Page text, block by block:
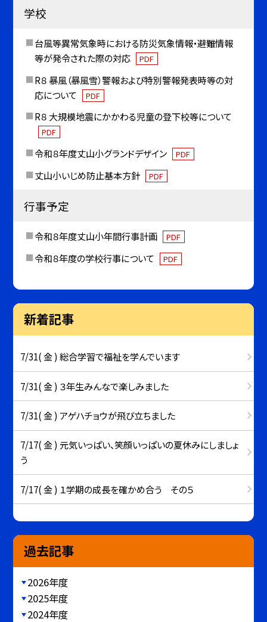
学校
台風等異常気象時における防災気象情報・避難情報
等が発令された際の対応
PDF
R８ 暴風（暴風雪）警報および特別警報発表時等の対
応について
PDF
R８ 大規模地震にかかわる児童の登下校等について
PDF
令和８年度丈山小グランドデザイン PDF
丈山小いじめ防止基本方針 PDF
行事予定
令和８年度丈山小年間行事計画 PDF
令和８年度の学校行事について PDF
新着記事
7/31( 金 ) 総合学習で福祉を学んでいます
7/31( 金 ) ３年生みんなで楽しみました
7/31( 金 ) アゲハチョウが飛び立ちました
7/17( 金 ) 元気いっぱい、笑顔いっぱいの夏休みにしましょ
う
7/17( 金 ) １学期の成長を確かめ合う その５
過去記事
2026年度
2025年度
2024年度